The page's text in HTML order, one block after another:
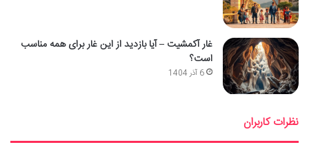
غار آکمشیت – آیا بازدید از این غار برای همه مناسب
است؟
6 آذر 1404
نظرات کاربران